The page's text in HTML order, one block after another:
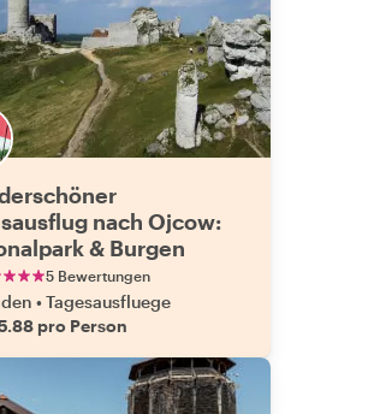
nach Ojcow:
& Burgen
5 Bewertungen
•Tagesausfluege
pro Person